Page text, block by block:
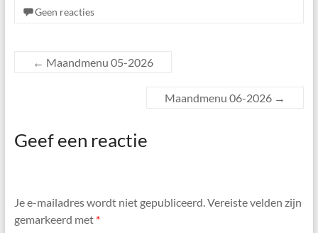
Geen reacties
← Maandmenu 05-2026
Maandmenu 06-2026 →
Geef een reactie
Je e-mailadres wordt niet gepubliceerd.Vereiste velden zijn
gemarkeerd met *